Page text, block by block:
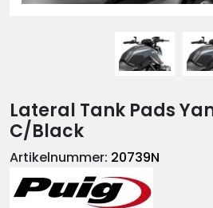
Lateral Tank Pads
C/Black
Artikelnummer: 20739N